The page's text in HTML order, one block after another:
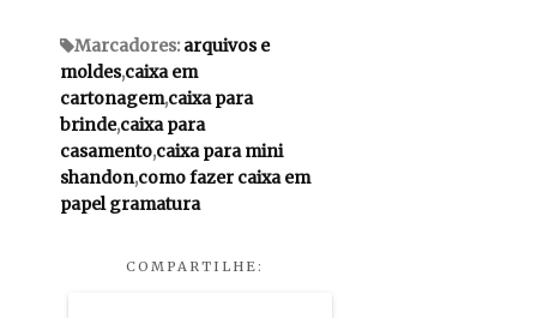
Marcadores: arquivos e
moldes,caixa em
cartonagem,caixa para
brinde,caixa para
casamento,caixa para mini
shandon,como fazer caixa em
papel gramatura
COMPARTILHE: